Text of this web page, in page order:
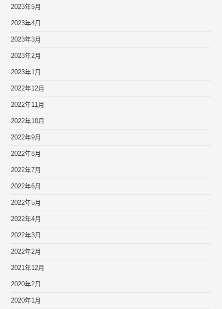
2023年5月
2023年4月
2023年3月
2023年2月
2023年1月
2022年12月
2022年11月
2022年10月
2022年9月
2022年8月
2022年7月
2022年6月
2022年5月
2022年4月
2022年3月
2022年2月
2021年12月
2020年2月
2020年1月